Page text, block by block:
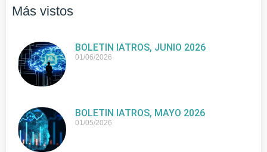
Más vistos
BOLETIN IATROS, JUNIO 2026
01/06/2026
BOLETIN IATROS, MAYO 2026
01/05/2026